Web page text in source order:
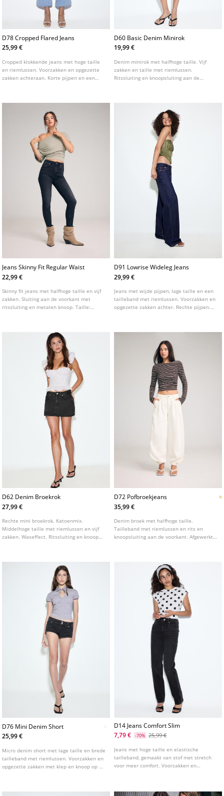
D78 Cropped Flared Jeans
25,99 €
Cropped klokkende jeans met hoge taille
en riemlussen. Voorzakken en opgezette
zakken achteraan. Korte pijpen en een
verschillende kleuren.
D60 Basic Denim Minirok
19,99 €
Denim minirok met halfhoge taille. Vijf
zakken en taille met riemlussen.
Ritssluiting en knoopsluiting aan de
Jeans Skinny Fit Regular Waist
22,99 €
Skinny fit jeans met halfhoge taille en vijf
zakken. Sluiting aan de voorkant met
ritssluiting en metalen knoop. Taille:
het bovenbeen en de enkel
D91 Lowrise Wideleg Jeans
29,99 €
Jeans met wijde pijpen, lage taille en een
tailleband met riemlussen. Voorzakken en
opgezette zakken achter. Rechte pijpen.
D62 Denim Broekrok
27,99 €
Rechte mini broekrok. Katoenmix.
Middelhoge taille met riemlussen en vijf
zakken. Waseffect. Ritssluiting en knoop
D72 Pofbroekjeans
35,99 €
Denim broek met halfhoge taille.
Tailleband met riemlussen en rits en
knoopsluiting aan de voorkant. Afgewerkte
D76 Mini Denim Short
25,99 €
Micro denim short met lage taille en brede
tailleband met riemlussen. Voorzakken en
opgezette zakken met klep en knoop op de
diverse kleuren.
D14 Jeans Comfort Slim
7,79 €
-70% 25,99 €
Jeans met hoge taille en elastische
tailleband, gemaakt van stof met stretch
voor meer comfort. Voorzakken en